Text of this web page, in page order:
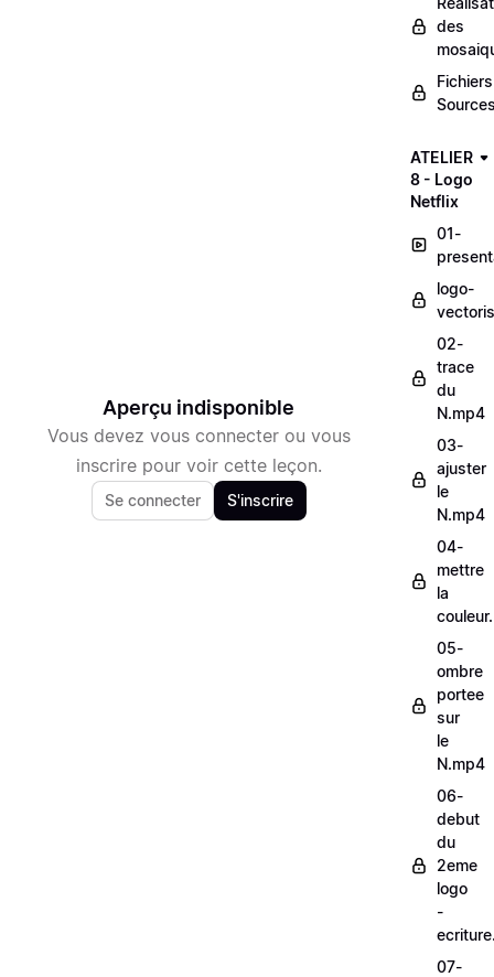
Aperçu indisponible
Vous devez vous connecter ou vous
inscrire pour voir cette leçon.
Se connecter S'inscrire
des
Fichiers
ATELIER
8 - Logo
Netflix
01-
logo-
02-
trace
du
N.mp4
03-
ajuster
le
N.mp4
04-
mettre
la
05-
ombre
portee
sur
le
N.mp4
06-
debut
du
2eme
logo
-
07-